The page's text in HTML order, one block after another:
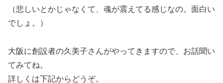
（悲しいとかじゃなくて、魂が震えてる感じなの。面白い
でしょ。）
大阪に創設者の久美子さんがやってきますので、お話聞い
てみてね。
詳しくは下記からどうぞ。